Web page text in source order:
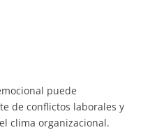
puede
de conflictos laborales y
clima organizacional.